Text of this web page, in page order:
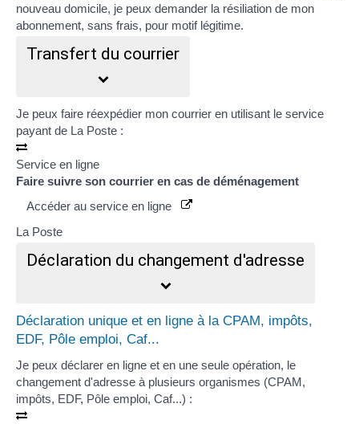
nouveau domicile, je peux demander la résiliation de mon
abonnement, sans frais, pour motif légitime.
Transfert du courrier
Je peux faire réexpédier mon courrier en utilisant le service
payant de La Poste :
Service en ligne
Faire suivre son courrier en cas de déménagement
Accéder au service en ligne
La Poste
Déclaration du changement d'adresse
Déclaration unique et en ligne à la CPAM, impôts,
EDF, Pôle emploi, Caf...
Je peux déclarer en ligne et en une seule opération, le
changement d'adresse à plusieurs organismes (CPAM,
impôts, EDF, Pôle emploi, Caf...) :